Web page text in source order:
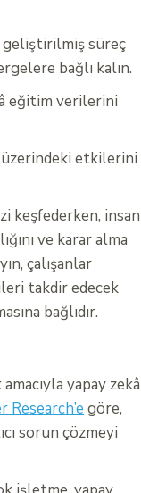
geliştirilmiş süreç
bağlı kalın.
eğitim verilerini
üzerindeki etkilerini
keşfederken, insan
ve karar alma
çalışanlar
takdir edecek
bağlıdır.
yapay zekâ
Research’e göre,
sorun çözmeyi